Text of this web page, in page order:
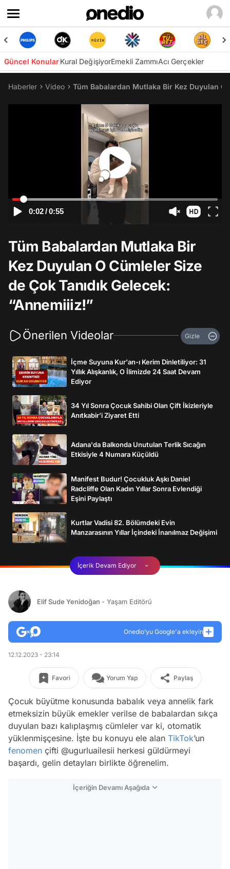
Güncel KonularKural DeğişiyorEmekli ZammıAcı Gerçekler
Haberler Video Tüm Babalardan Mutlaka Bir Kez Duyulan O
0:02/0:55
Tüm Babalardan Mutlaka Bir
Kez Duyulan O Cümleler Size
de Çok Tanıdık Gelecek:
“Annemiiiz!”
Önerilen Videolar Gizle
İçme Suyuna Kur'an-ı Kerim Dinletiliyor: 31
Yıllık Alışkanlık, O İlimizde 24 Saat Devam
Ediyor
34 Yıl Sonra Çocuk Sahibi Olan Çift İkizleriyle
Anıtkabir’i Ziyaret Etti
Adana'da Balkonda Unutulan Terlik Sıcağın
Etkisiyle 4 Numara Küçüldü
Manifest Budur! Çocukluk Aşkı Daniel
Radcliffe Olan Kadın Yıllar Sonra Evlendiği
Eşini Paylaştı
Kurtlar Vadisi 82. Bölümdeki Evin
Manzarasının Yıllar İçindeki İnanılmaz Değişimi
İçerik Devam Ediyor
Elif Sude Yenidoğan - Yaşam Editörü
Onedio’yu Google'a ekleyin
12.12.2023 - 23:14
Favori Yorum Yap Paylaş
Çocuk büyütme konusunda babalık veya annelik fark
etmeksizin büyük emekler verilse de babalardan sıkça
duyulan bazı kalıplaşmış cümleler var ki, otomatik
yüklenmişçesine. İşte bu konuyu ele alan TikTok’un
fenomen çifti @ugurluailesii herkesi güldürmeyi
başardı, gelin detayları birlikte öğrenelim.
İçeriğin Devamı Aşağıda